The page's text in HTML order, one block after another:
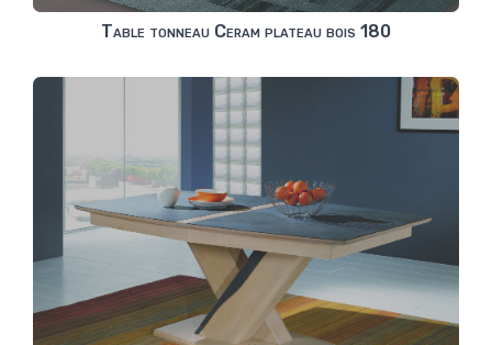
Table tonneau Ceram plateau bois 180